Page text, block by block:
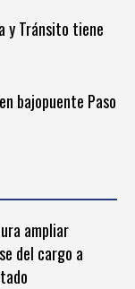
y Tránsito tiene
bajopuente Paso
ampliar
del cargo a